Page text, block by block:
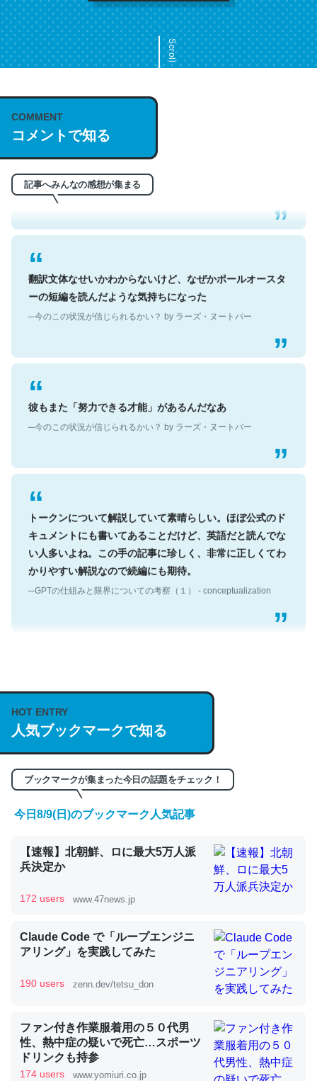
Scroll
COMMENT
コメントで知る
記事へみんなの感想が集まる
これは名文。彼はとてもクレバーなんだろうなと凄く思
う。英語少しでも読める人は原文もお勧め。自分はこの流
れ好き。Let’s Fucking Go. Then Covid hit. Shit.
─今のこの状況が信じられるかい？ by ラーズ・ヌートバー
翻訳文体なせいかわからないけど、なぜかポールオースタ
ーの短編を読んだような気持ちになった
─今のこの状況が信じられるかい？ by ラーズ・ヌートバー
彼もまた「努力できる才能」があるんだなあ
─今のこの状況が信じられるかい？ by ラーズ・ヌートバー
トークンについて解説していて素晴らしい。ほぼ公式のド
キュメントにも書いてあることだけど、英語だと読んでな
い人多いよね。この手の記事に珍しく、非常に正しくてわ
かりやすい解説なので続編にも期待。
─GPTの仕組みと限界についての考察（１） - conceptualization
説してる記事が少ないので貴重な良記事。/続編来た
https://isobe324649.hatenablog.com/entry/2023/03/27
/064121
─GPTの仕組みと限界についての考察（１） - conceptualization
くらい。小説でいう「ずっと前の伏線」は回収されないけ
ど、短期記憶というには多い分量。進化すればするほど分
かりやすく強くなりそう
コオロギのカルシウム分はエビの600分の1程度。
─ニュース :: 【研究発表】昆虫学の大問題＝「昆虫はなぜ海にいな
いのか」に関する新仮説
HOT ENTRY
人気ブックマークで知る
ブックマークが集まった今日の話題をチェック！
今日8/9(日)のブックマーク人気記事
【速報】北朝鮮、ロに最大5万人派
兵決定か
172 users www.47news.jp
Claude Code で「ループエンジニ
アリング」を実践してみた
190 users zenn.dev/tetsu_don
ファン付き作業服着用の５０代男
性、熱中症の疑いで死亡…スポーツ
ドリンクも持参
174 users www.yomiuri.co.jp